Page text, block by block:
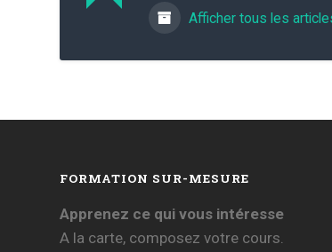
Afficher tous les
FORMATION SUR-MESURE
Apprenez ce qui vous intéresse
A la carte, composez votre cours.